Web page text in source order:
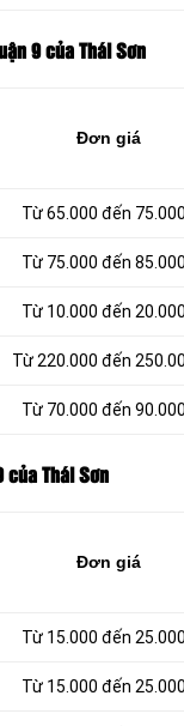
9 của Thái Sơn
Đơn giá
Từ 65.000 đến
Từ 75.000 đến
Từ 10.000 đến
Từ 220.000 đến
Từ 70.000 đến
của Thái Sơn
Đơn giá
Từ 15.000 đến
Từ 15.000 đến